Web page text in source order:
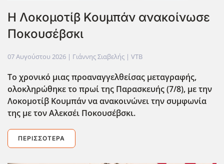
Η Λοκομοτίβ Κουμπάν ανακοίνωσε
Ποκουσέβσκι
07 Αυγούστου 2026 | Γιάννης Σιαβελής | VTB
Το χρονικό μιας προαναγγελθείσας μεταγραφής,
ολοκληρώθηκε το πρωί της Παρασκευής (7/8), με την
Λοκομοτίβ Κουμπάν να ανακοινώνει την συμφωνία
της με τον Αλεκσέι Ποκουσέβσκι.
ΠΕΡΙΣΣΌΤΕΡΑ